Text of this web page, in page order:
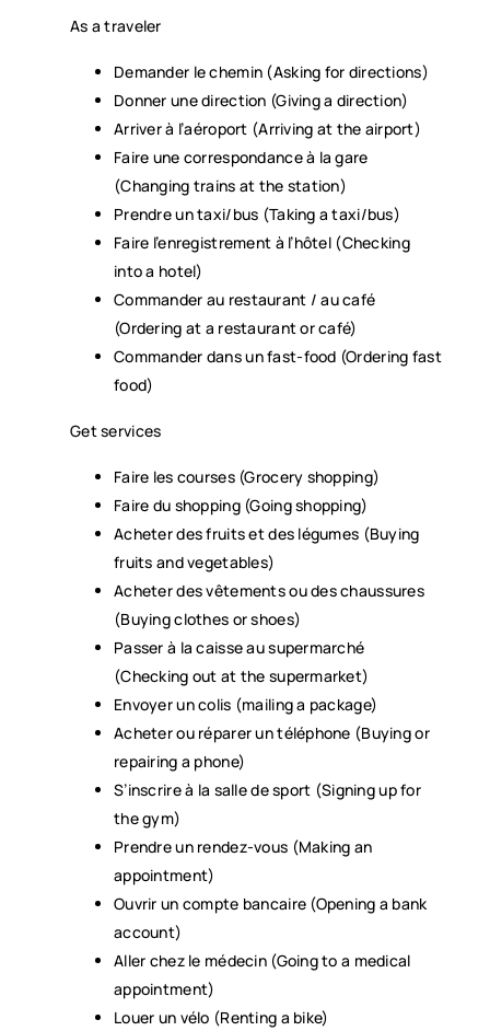
As a traveler
Demander le chemin (Asking for directions)
Donner une direction (Giving a direction)
Arriver à l’aéroport (Arriving at the airport)
Faire une correspondance à la gare
(Changing trains at the station)
Prendre un taxi/bus (Taking a taxi/bus)
Faire l’enregistrement à l’hôtel (Checking
into a hotel)
Commander au restaurant / au café
(Ordering at a restaurant or café)
Commander dans un fast-food (Ordering fast
food)
Get services
Faire les courses (Grocery shopping)
Faire du shopping (Going shopping)
Acheter des fruits et des légumes (Buying
fruits and vegetables)
Acheter des vêtements ou des chaussures
(Buying clothes or shoes)
Passer à la caisse au supermarché
(Checking out at the supermarket)
Envoyer un colis (mailing a package)
Acheter ou réparer un téléphone (Buying or
repairing a phone)
S’inscrire à la salle de sport (Signing up for
the gym)
Prendre un rendez-vous (Making an
appointment)
Ouvrir un compte bancaire (Opening a bank
account)
Aller chez le médecin (Going to a medical
appointment)
Louer un vélo (Renting a bike)